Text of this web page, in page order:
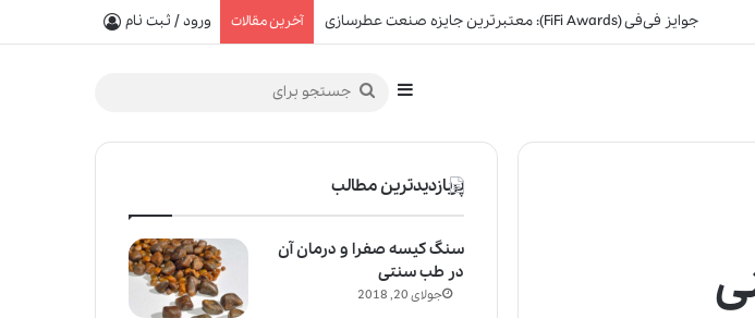
آخرین مقالات جالب‌ترین و محبوب‌ترین نت‌های عطر را بشناسید ورود / ثبت نام
سایدبارجستجو
پربازدیدترین مطالب
سنگ کیسه صفرا و درمان آن
در طب سنتی
جولای 20, 2018